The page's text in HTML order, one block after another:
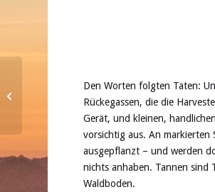
Den Worten folgten Taten:
Rückegassen, die die
Gerät, und kleinen,
vorsichtig aus. An markierten
ausgepflanzt – und werden
nichts anhaben. Tannen sind
Waldboden.
Hansjörg Peters im Seniorenrat der